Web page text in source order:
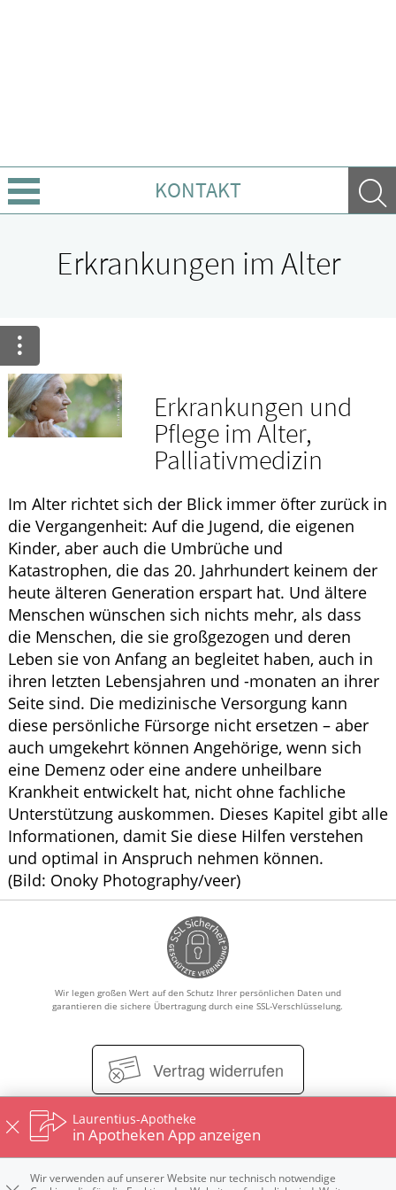
KONTAKT
Ratgeber
Krankheiten & Therapie
HOMÖOPATHIE
Erkrankungen im Alter
Erkrankungen und
Pflege im Alter,
Palliativmedizin
Im Alter richtet sich der Blick immer öfter zurück in
die Vergangenheit: Auf die Jugend, die eigenen
Kinder, aber auch die Umbrüche und
Katastrophen, die das 20. Jahrhundert keinem der
heute älteren Generation erspart hat. Und ältere
Menschen wünschen sich nichts mehr, als dass
die Menschen, die sie großgezogen und deren
Leben sie von Anfang an begleitet haben, auch in
ihren letzten Lebensjahren und -monaten an ihrer
Seite sind. Die medizinische Versorgung kann
diese persönliche Fürsorge nicht ersetzen – aber
auch umgekehrt können Angehörige, wenn sich
eine Demenz oder eine andere unheilbare
Krankheit entwickelt hat, nicht ohne fachliche
Unterstützung auskommen. Dieses Kapitel gibt alle
Informationen, damit Sie diese Hilfen verstehen
und optimal in Anspruch nehmen können.
(Bild: Onoky Photography/veer)
Wir legen großen Wert auf den Schutz Ihrer persönlichen Daten und
garantieren die sichere Übertragung durch eine SSL-Verschlüsselung.
Vertrag widerrufen
Laurentius-Apotheke
in Apotheken App anzeigen
Wir verwenden auf unserer Website nur technisch notwendige